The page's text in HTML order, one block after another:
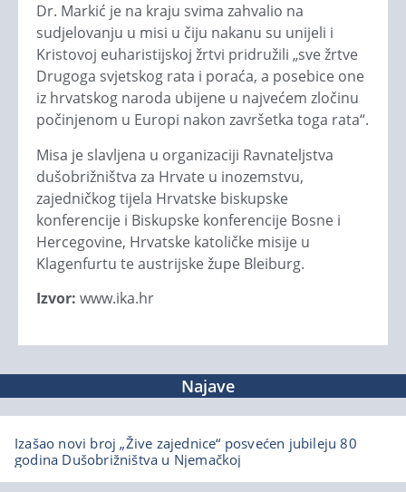
Dr. Markić je na kraju svima zahvalio na
sudjelovanju u misi u čiju nakanu su unijeli i
Kristovoj euharistijskoj žrtvi pridružili „sve žrtve
Drugoga svjetskog rata i poraća, a posebice one
iz hrvatskog naroda ubijene u najvećem zločinu
počinjenom u Europi nakon završetka toga rata“.
Misa je slavljena u organizaciji Ravnateljstva
dušobrižništva za Hrvate u inozemstvu,
zajedničkog tijela Hrvatske biskupske
konferencije i Biskupske konferencije Bosne i
Hercegovine, Hrvatske katoličke misije u
Klagenfurtu te austrijske župe Bleiburg.
Izvor: www.ika.hr
Najave
Izašao novi broj „Žive zajednice“ posvećen jubileju 80
godina Dušobrižništva u Njemačkoj